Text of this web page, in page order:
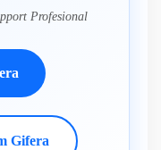
Profesional
Gifera